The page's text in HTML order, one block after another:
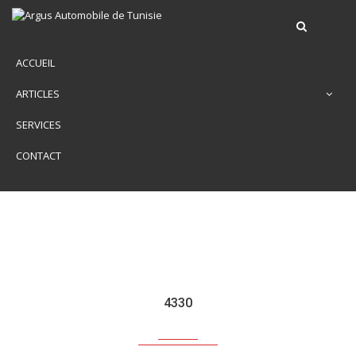
ACCUEIL
ARTICLES
SERVICES
CONTACT
4330